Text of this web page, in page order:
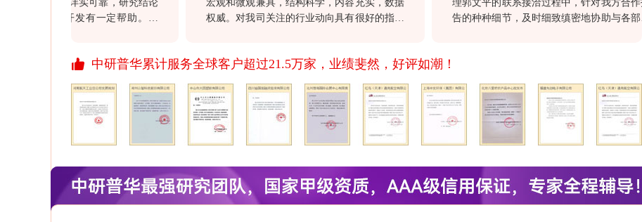
面，数据详实可靠，研究结论
的项目开发有一定帮助。另
宏观和微观兼具，结构科学，内容充实，数据
权威。对我司关注的行业动向具有很好的指导
行业报告质量均满意，祝愿贵司继续以前沿的
开拓更多、更丰富的资讯产品，与我们共同发
展、进步！
理郭文平的联系接洽过程中，针对我方合作报
告的种种细节，及时细致缜密地协助与各部门
作。
中研普华累计服务全球客户超过21.5万家，业绩斐然，好评如潮！